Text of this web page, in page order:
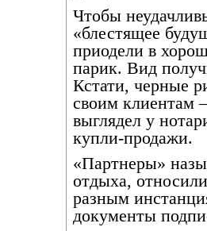
Чтобы
«блестящее
приодели в
парик. Вид
Кстати, черные
своим клиентам
выглядел у
купли-продажи.
«Партнеры»
отдыха,
разным
документы